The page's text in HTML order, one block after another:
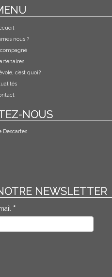
nous ?
c’est quoi?
NOUS
Descartes
NEWSLETTER
*